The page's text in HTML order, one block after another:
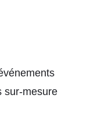
sur-mesure